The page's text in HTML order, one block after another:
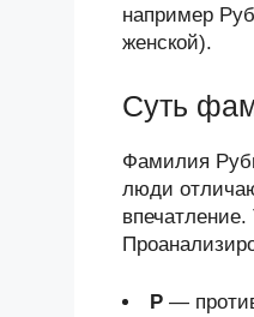
например
женской).
Суть
Фамилия
люди
Р —